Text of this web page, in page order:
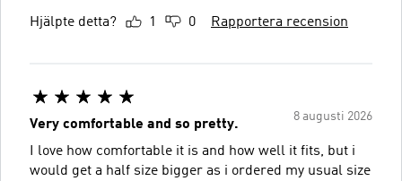
Hjälpte detta? 1 0 Rapportera recension
8 augusti 2026
Very comfortable and so pretty.
I love how comfortable it is and how well it fits, but i
would get a half size bigger as i ordered my usual size